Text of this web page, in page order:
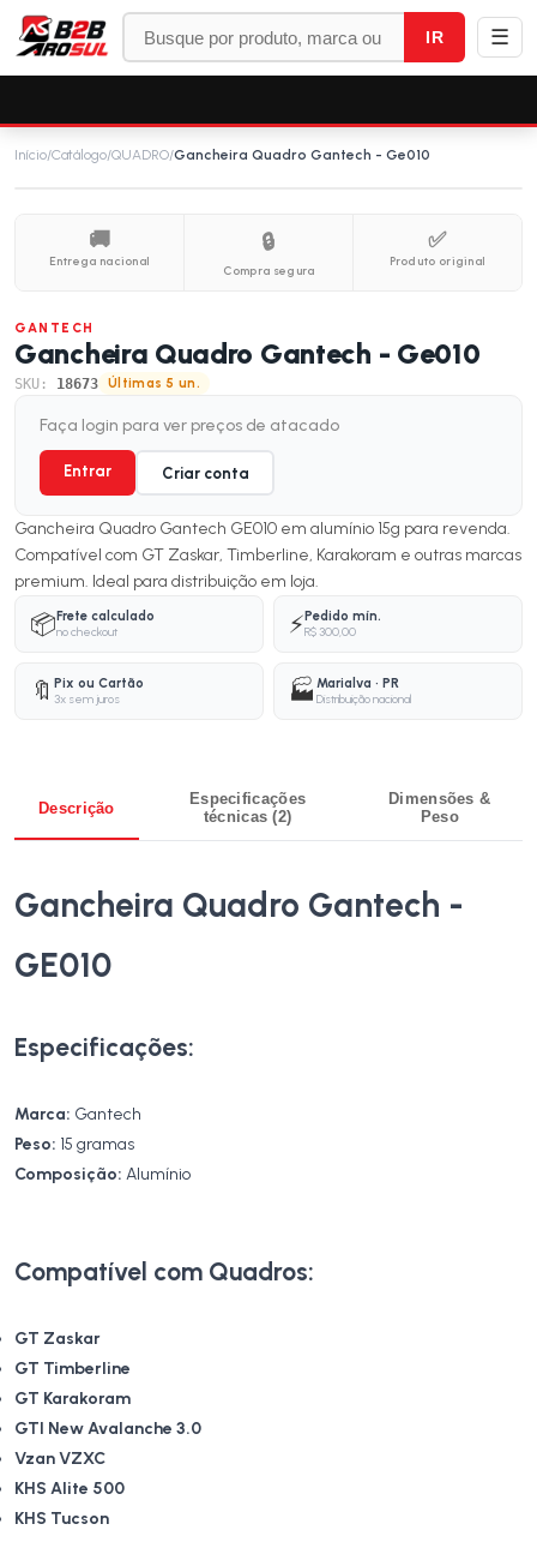
IR ☰
Início/Catálogo/QUADRO/Gancheira Quadro Gantech - Ge010
🚚
Entrega nacional
🔒
Compra segura
✅
Produto original
GANTECH
Gancheira Quadro Gantech - Ge010
SKU: 18673 Últimas 5 un.
Faça login para ver preços de atacado
Entrar Criar conta
Gancheira Quadro Gantech GE010 em alumínio 15g para revenda.
Compatível com GT Zaskar, Timberline, Karakoram e outras marcas
premium. Ideal para distribuição em loja.
📦Frete calculado
no checkout
⚡Pedido mín.
R$ 300,00
🔖 Pix ou Cartão
3x sem juros
🏭 Marialva · PR
Distribuição nacional
Descrição
Especificações
técnicas (2)
Dimensões &
Peso
Gancheira Quadro Gantech -
GE010
Especificações:
Marca: Gantech
Peso: 15 gramas
Composição: Alumínio
Compatível com Quadros:
GT Zaskar
GT Timberline
GT Karakoram
GTI New Avalanche 3.0
Vzan VZXC
KHS Alite 500
KHS Tucson